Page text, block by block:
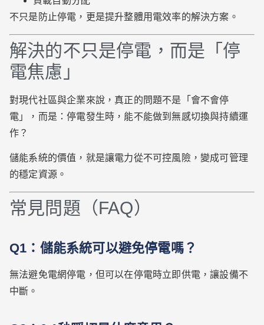
不只是防止停電，更是提升整體用電效率的解決方案。
解決的不只是停電，而是「停
電焦慮」
對現代社區與企業來說，真正的問題不是「會不會停
電」，而是：停電發生時，能不能做到無感切換與持續運
作？
儲能系統的價值，就是讓電力從不可控風險，變成可管理
的穩定資源。
常見問題（FAQ）
Q1：儲能系統可以避免停電嗎？
無法避免電網停電，但可以在停電時立即供電，讓設備不
中斷。